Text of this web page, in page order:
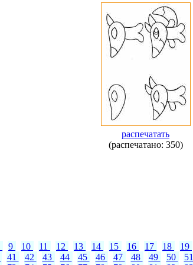
распечатать
(распечатано: 350)
9 10 11 12 13 14 15 16 17 18 19
41 42 43 44 45 46 47 48 49 50 51